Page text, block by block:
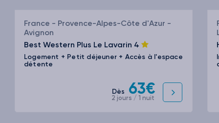
France - Provence-Alpes-Côte d'Azur -
Avignon
Best Western Plus Le Lavarin 4
Logement + Petit déjeuner + Accès à l'espace
détente
Dès 63€
2 jours / 1 nuit